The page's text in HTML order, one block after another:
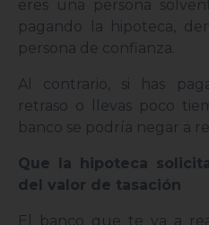
eres una persona
pagando la hipoteca,
persona de confianza.
Al contrario, si has
retraso o llevas poco
banco se podría negar a
Que la hipoteca
del valor de tasación
El banco que te va a